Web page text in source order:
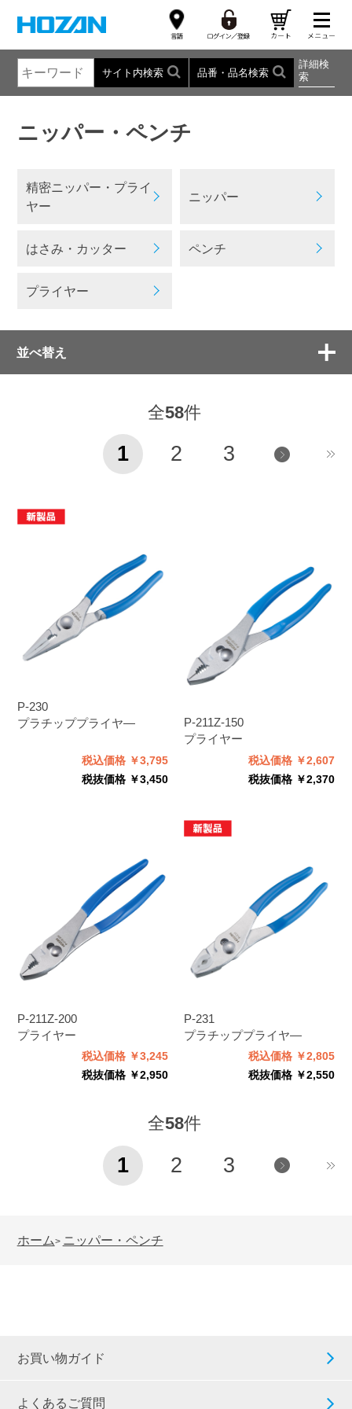
サイト内検索 品番・品名検索
詳細検
索
ニッパー・ペンチ
精密ニッパー・プライ
ヤー
ニッパー
はさみ・カッター ペンチ
プライヤー
並べ替え
全58件
1 2 3
P-230
プラチッププライヤ―
税込価格 ￥3,795
税抜価格 ￥3,450
P-211Z-150
プライヤー
税込価格 ￥2,607
税抜価格 ￥2,370
P-211Z-200
プライヤー
税込価格 ￥3,245
税抜価格 ￥2,950
P-231
プラチッププライヤ―
税込価格 ￥2,805
税抜価格 ￥2,550
全58件
1 2 3
ホーム> ニッパー・ペンチ
お買い物ガイド
よくあるご質問